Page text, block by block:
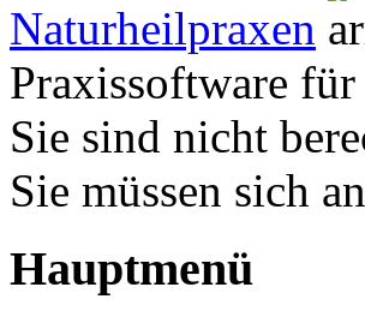
Naturheilpraxen
Praxissoftware
Sie sind nicht
Sie müssen sich
Hauptmenü